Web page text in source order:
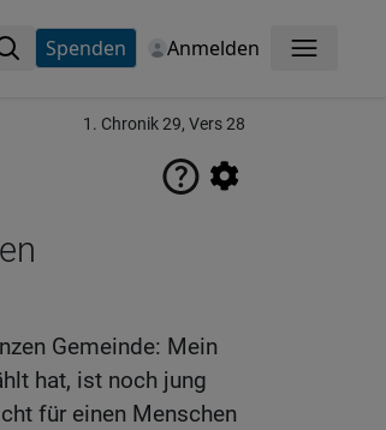
Spenden Anmelden Menü
1. Chronik 29, Vers 28
Gemeinde: Mein
hat, ist noch jung
für einen Menschen